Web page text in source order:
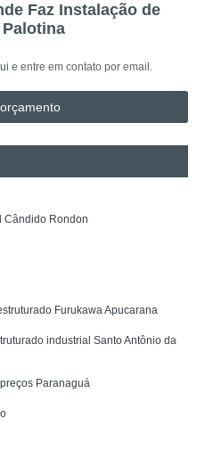
Faz Instalação de
e entre em contato por email.
Cândido Rondon
Furukawa Apucarana
industrial Santo Antônio da
Paranaguá